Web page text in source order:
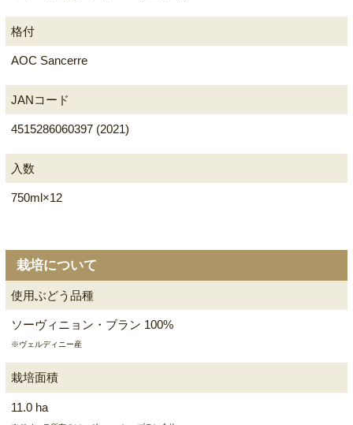
格付
AOC Sancerre
JANコード
4515286060397 (2021)
入数
750ml×12
栽培について
使用ぶどう品種
ソーヴィニョン・ブラン 100%
※ヴェルディニー産
栽培面積
11.0 ha